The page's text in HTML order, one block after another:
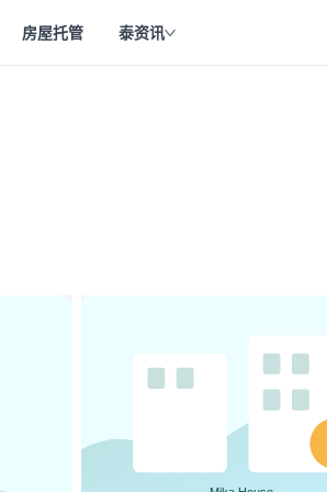
房屋托管 泰资讯